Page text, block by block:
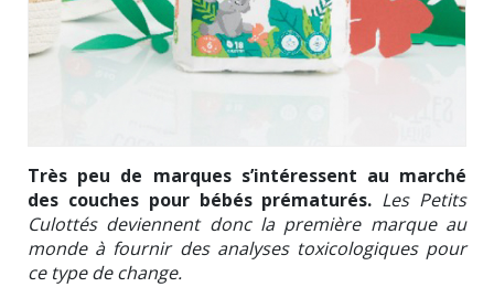
Très peu de marques s’intéressent au marché
des couches pour bébés prématurés. Les Petits
Culottés deviennent donc la première marque au
monde à fournir des analyses toxicologiques pour
ce type de change.